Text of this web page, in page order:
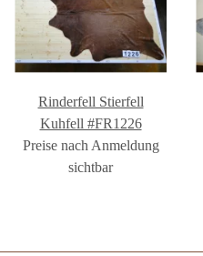
Rinderfell Stierfell
Kuhfell #FR1226
Preise nach Anmeldung
sichtbar